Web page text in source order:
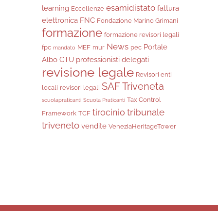
learning Eccellenze esamidistato fattura
elettronica FNC Fondazione Marino Grimani
formazione formazione revisori legali
fpc mandato MEF mur News pec Portale
Albo CTU professionisti delegati
revisione legale Revisori enti
locali revisori legali SAF Triveneta
scuolapraticanti Scuola Praticanti Tax Control
Framework TCF tirocinio tribunale
triveneto vendite VeneziaHeritageTower